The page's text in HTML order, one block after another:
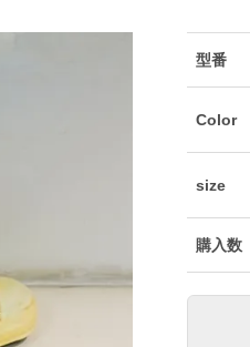
型番
Color
size
購入数